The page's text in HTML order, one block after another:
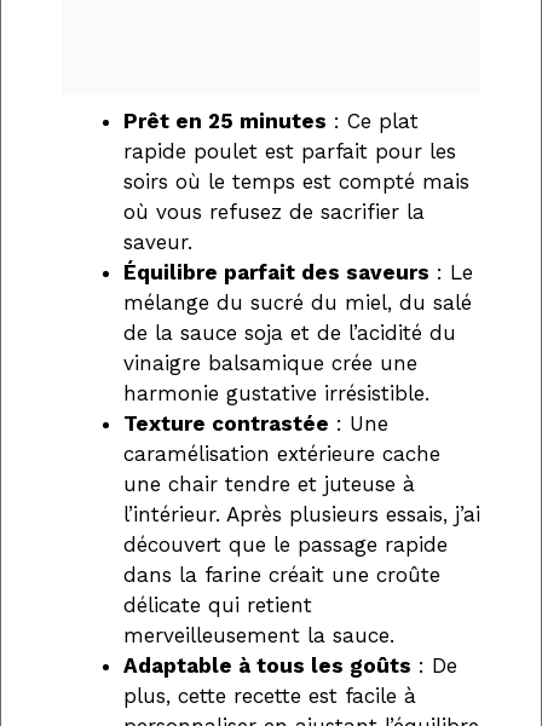
Prêt en 25 minutes : Ce plat
rapide poulet est parfait pour les
soirs où le temps est compté mais
où vous refusez de sacrifier la
saveur.
Équilibre parfait des saveurs : Le
mélange du sucré du miel, du salé
de la sauce soja et de l’acidité du
vinaigre balsamique crée une
harmonie gustative irrésistible.
Texture contrastée : Une
caramélisation extérieure cache
une chair tendre et juteuse à
l’intérieur. Après plusieurs essais, j’ai
découvert que le passage rapide
dans la farine créait une croûte
délicate qui retient
merveilleusement la sauce.
Adaptable à tous les goûts : De
plus, cette recette est facile à